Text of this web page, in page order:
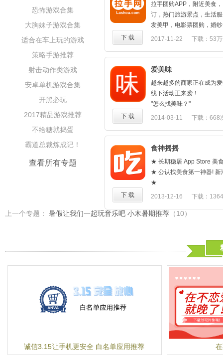
恐怖游戏合集
大胸妹子游戏合集
适合在车上玩的游戏
策略手游推荐
射击动作类游戏
安卓单机游戏合集
开黑必玩
2017精品游戏推荐
不给糖就捣蛋
霸道总裁炼成记！
查看所有专题
的餐馆信息。
*榜单功能：能够创建或浏
榜单。
*同城热门：本地都有什么
户。
查找。
*等级系统：你是个吃货？
己吧。
哦
（5）支付宝全程护航，
款
【我的劣势】
（1）优惠券太便宜，没法
（3）优惠活动太多，没法
（4）优惠内容太好，只好
【我的自白】
丁丁优惠集合全国40座城
息，致力于为全国小伙伴
小时歌，这些通通都不是
里人肯定不知道！哼哼！
拉手团购APP，附近美食
订，热门旅游景点，生活
发美甲，电影票团购，婚
购，摄影写真，KTV团购
【美食优惠一站尽享】
火锅，自助，烧烤，夜宵
【多样旅行一站搞定】
农家乐，周边游，自驾游
订，亲子拓展，跟着拉手
【购物折扣一站专享】
购物，网购，优惠券，男
【生活服务超值立享】
美甲，美发，婚纱，孕妇
蹈，团购就能立享超值折
【本期活动】
拉手团购推出美食抢购季
在拉手充流量，充话费，
【功能特点】
1. 手机团购专享美食电影
单折扣比价
2. 每日团购、附近团购推荐
3. 支持销量和价格，品类
4. 拉手团购覆盖500多个城
5. 支持在线手机充值
6. 部分支持电影在线订座
7. 拉手夺宝，分分钟大奖
8. "修好了"手机维修项目上
2017-11-22 下载：53
下 载
爱美味
越来越多的商家正在成为
线下活动正来袭！
"怎么找美味？"
--火热专题推荐：除了看
味。
"怎么吃美味？"
来到距离它500米之内，
优惠券等供你选择。
--每一次登录、上传、分享
分，积分可直接抵扣现金
败家？
2014-03-11 下载：668
下 载
食神摇摇
★ 长期稳居 App Store 美
★ 公认找美食第一神器! 新
★
★无数好评,吃货必备,旅行
单到摇一摇即可精准推荐
2,和好友一起发现,分享美
3,全新炫酷的界面与用户
4,记录你的美食足迹,轻松
5,时尚吃货的居家,旅行,请
不知道去哪吃?不知道吃
马来帮你找到最合适的餐
又发现好吃的地儿要分享
些个城市!你喜欢去的餐厅
定"出门吃饭"这个大事!
★ 摇一摇,根据你的喜好及
2013-12-16 下载：
下 载
上一个专题： 暑假让我们一起玩音乐吧 小木暑期推荐 （10）
诚信3.15让手机更安全 白名单应用推荐